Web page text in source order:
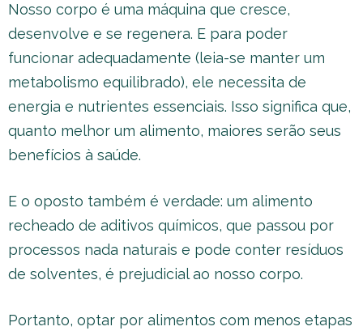
Nosso corpo é uma máquina que cresce,
desenvolve e se regenera. E para poder
funcionar adequadamente (leia-se manter um
metabolismo equilibrado), ele necessita de
energia e nutrientes essenciais. Isso significa que,
quanto melhor um alimento, maiores serão seus
benefícios à saúde.
E o oposto também é verdade: um alimento
recheado de aditivos químicos, que passou por
processos nada naturais e pode conter resíduos
de solventes, é prejudicial ao nosso corpo.
Portanto, optar por alimentos com menos etapas